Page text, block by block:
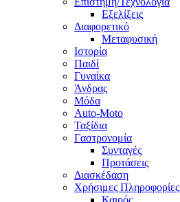
Εξελίξεις
Διαφορετικό
Μεταφυσική
Ιστορία
Παιδί
Γυναίκα
Άνδρας
Μόδα
Auto-Moto
Ταξίδια
Γαστρονομία
Συνταγές
Προτάσεις
Διασκέδαση
Χρήσιμες Πληροφορίες
Καιρός